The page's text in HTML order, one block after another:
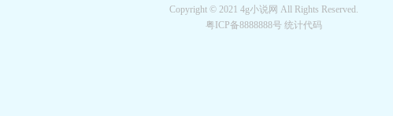
Copyright © 2021 4g小说网 All Rights Reserved.
粤ICP备8888888号 统计代码